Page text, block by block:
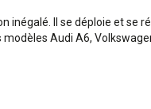
Il se déploie et se
Audi A6,